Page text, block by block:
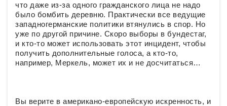
что даже из-за одного гражданского лица не надо
было бомбить деревню. Практически все ведущие
западногерманские политики втянулись в спор. Но
уже по другой причине. Скоро выборы в бундестаг,
и кто-то может использовать этот инцидент, чтобы
получить дополнительные голоса, а кто-то,
например, Меркель, может их и не досчитаться…
Вы верите в американо-европейскую искренность, и